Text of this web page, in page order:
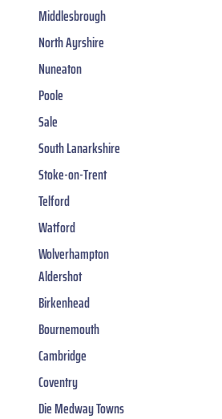
Middlesbrough
North Ayrshire
Nuneaton
Poole
Sale
South Lanarkshire
Stoke-on-Trent
Telford
Watford
Wolverhampton
Aldershot
Birkenhead
Bournemouth
Cambridge
Coventry
Die Medway Towns